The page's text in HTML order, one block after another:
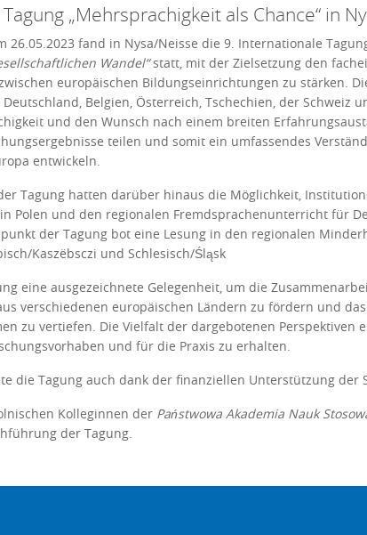
„Mehrsprachigkeit als Chance“ in
26.05.2023 fand in Nysa/Neisse die 9. Internationale
Wandel“statt, mit der Zielsetzung den
europäischen Bildungseinrichtungen zu stärken.
Deutschland, Belgien, Österreich, Tschechien, der
und den Wunsch nach einem breiten
teilen und somit ein umfassendes
entwickeln.
Tagung hatten darüber hinaus die Möglichkeit,
Polen und den regionalen Fremdsprachenunterricht für
der Tagung bot eine Lesung in den regionalen
Kaszëbsczi und Schlesisch/Śląsk
eine ausgezeichnete Gelegenheit, um die
verschiedenen europäischen Ländern zu fördern und
zu vertiefen. Die Vielfalt der dargebotenen Perspektiven
und für die Praxis zu erhalten.
die Tagung auch dank der finanziellen Unterstützung
Kolleginnen der Państwowa Akademia Nauk
der Tagung.